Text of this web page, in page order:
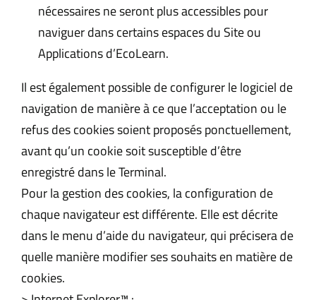
nécessaires ne seront plus accessibles pour
naviguer dans certains espaces du Site ou
Applications d’EcoLearn.
Il est également possible de configurer le logiciel de
navigation de manière à ce que l’acceptation ou le
refus des cookies soient proposés ponctuellement,
avant qu’un cookie soit susceptible d’être
enregistré dans le Terminal.
Pour la gestion des cookies, la configuration de
chaque navigateur est différente. Elle est décrite
dans le menu d’aide du navigateur, qui précisera de
quelle manière modifier ses souhaits en matière de
cookies.